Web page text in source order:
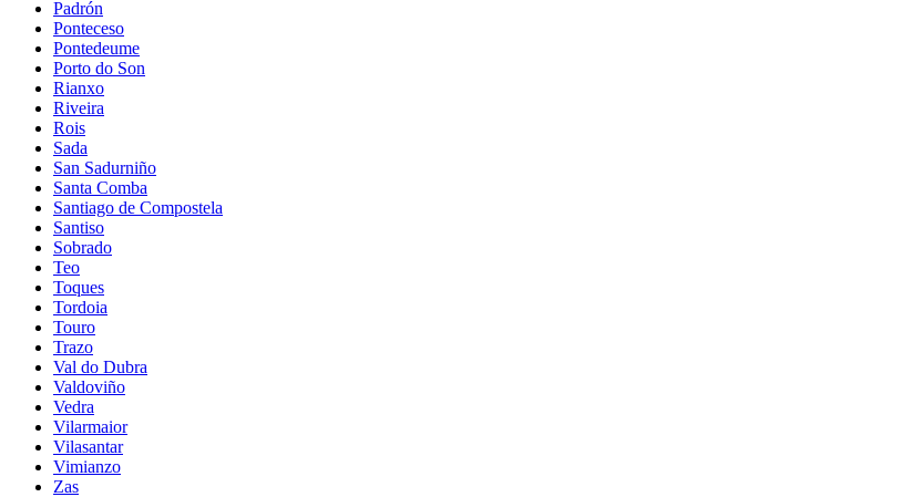
Padrón
Ponteceso
Pontedeume
Porto do Son
Rianxo
Riveira
Rois
Sada
San Sadurniño
Santa Comba
Santiago de Compostela
Santiso
Sobrado
Teo
Toques
Tordoia
Touro
Trazo
Val do Dubra
Valdoviño
Vedra
Vilarmaior
Vilasantar
Vimianzo
Zas